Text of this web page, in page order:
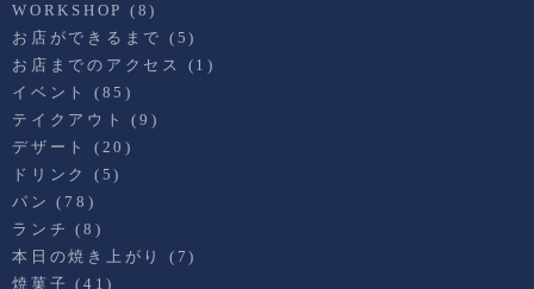
WORKSHOP (8)
お店ができるまで (5)
お店までのアクセス
(1)
イベント
(85)
テイクアウト
(9)
デザート
(20)
ドリンク
(5)
パン (78)
ランチ (8)
本日の焼き上がり
(7)
焼菓子 (41)